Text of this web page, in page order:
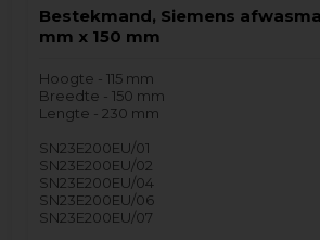
Bestekmand, Siemens
mm x 150 mm
Hoogte - 115 mm
Breedte - 150 mm
Lengte - 230 mm
SN23E200EU/01
SN23E200EU/02
SN23E200EU/04
SN23E200EU/06
SN23E200EU/07